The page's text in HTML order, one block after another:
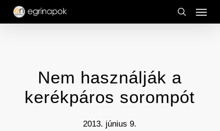
Skip
search
Menu
Nem használják a
kerékpáros sorompót
2013. június 9.